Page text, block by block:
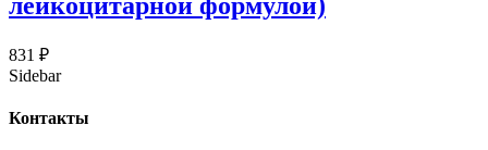
лейкоцитарной формулой)
831 ₽
Sidebar
Контакты